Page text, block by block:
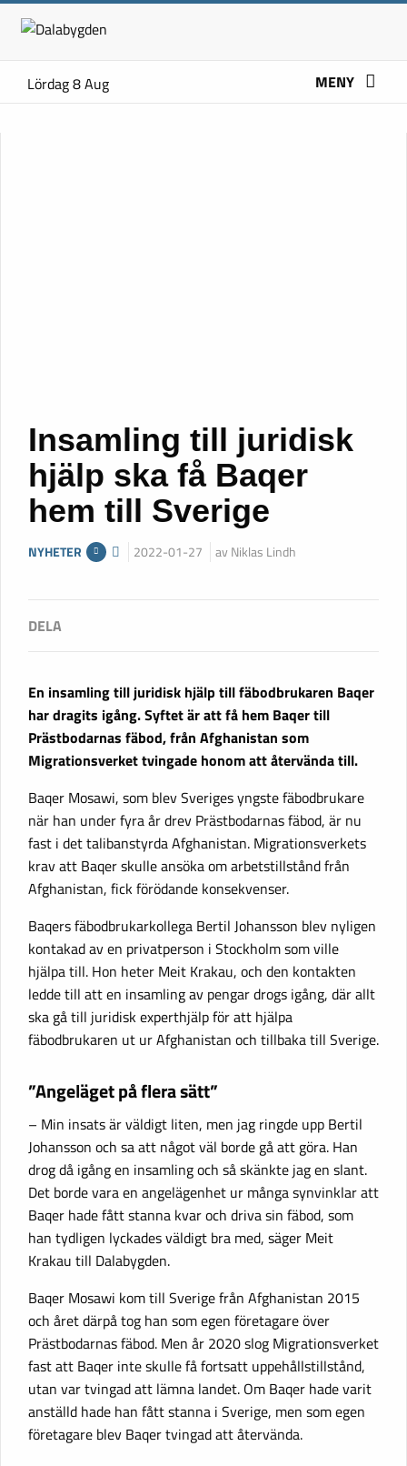
Lördag 8 Aug MENY
Insamling till juridisk
hjälp ska få Baqer
hem till Sverige
NYHETER 2022-01-27 av Niklas Lindh
En insamling till juridisk hjälp till fäbodbrukaren Baqer
har dragits igång. Syftet är att få hem Baqer till
Prästbodarnas fäbod, från Afghanistan som
Migrationsverket tvingade honom att återvända till.
Baqer Mosawi, som blev Sveriges yngste fäbodbrukare
när han under fyra år drev Prästbodarnas fäbod, är nu
fast i det talibanstyrda Afghanistan. Migrationsverkets
krav att Baqer skulle ansöka om arbetstillstånd från
Afghanistan, fick förödande konsekvenser.
Baqers fäbodbrukarkollega Bertil Johansson blev nyligen
kontakad av en privatperson i Stockholm som ville
hjälpa till. Hon heter Meit Krakau, och den kontakten
ledde till att en insamling av pengar drogs igång, där allt
ska gå till juridisk experthjälp för att hjälpa
fäbodbrukaren ut ur Afghanistan och tillbaka till Sverige.
”Angeläget på flera sätt”
– Min insats är väldigt liten, men jag ringde upp Bertil
Johansson och sa att något väl borde gå att göra. Han
drog då igång en insamling och så skänkte jag en slant.
Det borde vara en angelägenhet ur många synvinklar att
Baqer hade fått stanna kvar och driva sin fäbod, som
han tydligen lyckades väldigt bra med, säger Meit
Krakau till Dalabygden.
Baqer Mosawi kom till Sverige från Afghanistan 2015
och året därpå tog han som egen företagare över
Prästbodarnas fäbod. Men år 2020 slog Migrationsverket
fast att Baqer inte skulle få fortsatt uppehållstillstånd,
utan var tvingad att lämna landet. Om Baqer hade varit
anställd hade han fått stanna i Sverige, men som egen
företagare blev Baqer tvingad att återvända.